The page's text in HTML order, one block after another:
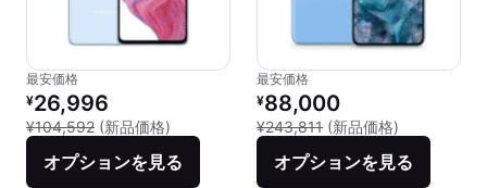
最安価格
リファービッシュ品の価格：
¥26,996
¥104,592 (新品価格) 新品との比較：¥104,592
オプションを見る
最安価格
リファービッシュ品の価格：
¥88,000
¥243,811 (新品価格)
オプションを見る